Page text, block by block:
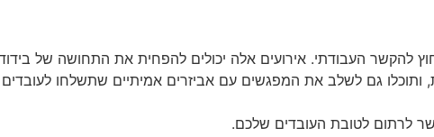
להקשר העבודתי. אירועים אלה יכולים להפחית את התחושה של
ותוכלו גם לשלב את המפגשים עם אביזרים אמיתיים שתשלחו
לרתום לטובת העובדים שלכם.